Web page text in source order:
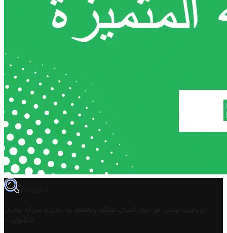
TROVIT
تروفيت تونس هو دليل أعمال تملكه وتحتفظ به وتديره
شركة مخزن
التكنولوجيا